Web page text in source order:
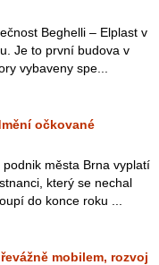
Beghelli – Elplast v
Je to první budova v
vybaveny spe...
očkované
města Brna vyplatí
který se nechal
do konce roku ...
mobilem, rozvoj